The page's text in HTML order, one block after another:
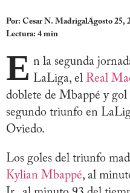
Por: Cesar N. MadrigalAgosto 25,
Lectura: 4 min
E n la segunda
LaLiga, el Real
doblete de Mbappé y
segundo triunfo en
Oviedo.
Los goles del triunfo
Kylian Mbappé, al